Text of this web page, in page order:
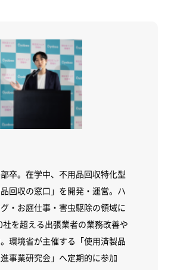
卒。在学中、不用品回収特化型
回収の窓口」を開発・運営。ハ
・お庭仕事・害虫駆除の領域に
社を超える出張業者の業務改善や
環境省が主催する「使用済製品
事業研究会」へ定期的に参加